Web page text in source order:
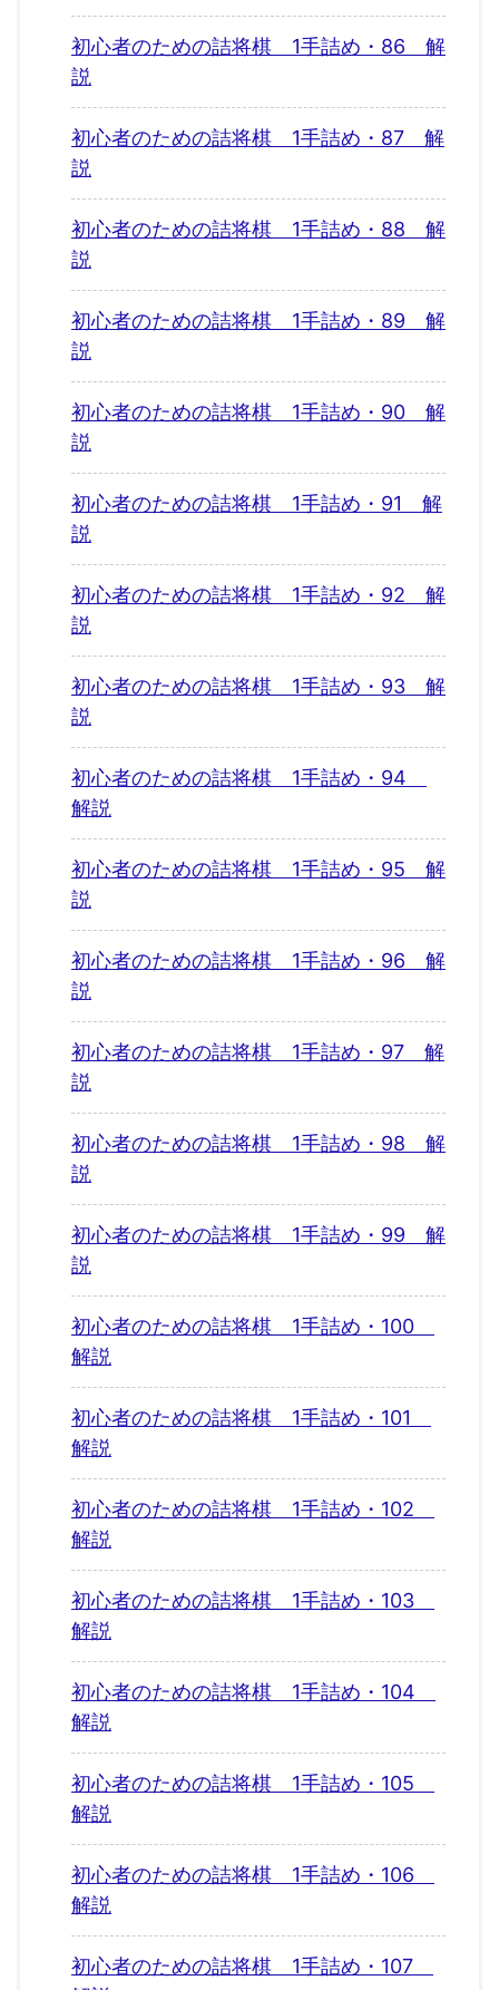
初心者のための詰将棋 1手詰め・86 解
説
初心者のための詰将棋 1手詰め・87 解
説
初心者のための詰将棋 1手詰め・88 解
説
初心者のための詰将棋 1手詰め・89 解
説
初心者のための詰将棋 1手詰め・90 解
説
初心者のための詰将棋 1手詰め・91 解
説
初心者のための詰将棋 1手詰め・92 解
説
初心者のための詰将棋 1手詰め・93 解
説
初心者のための詰将棋 1手詰め・94
解説
初心者のための詰将棋 1手詰め・95 解
説
初心者のための詰将棋 1手詰め・96 解
説
初心者のための詰将棋 1手詰め・97 解
説
初心者のための詰将棋 1手詰め・98 解
説
初心者のための詰将棋 1手詰め・99 解
説
初心者のための詰将棋 1手詰め・100
解説
初心者のための詰将棋 1手詰め・101
解説
初心者のための詰将棋 1手詰め・102
解説
初心者のための詰将棋 1手詰め・103
解説
初心者のための詰将棋 1手詰め・104
解説
初心者のための詰将棋 1手詰め・105
解説
初心者のための詰将棋 1手詰め・106
解説
初心者のための詰将棋 1手詰め・107